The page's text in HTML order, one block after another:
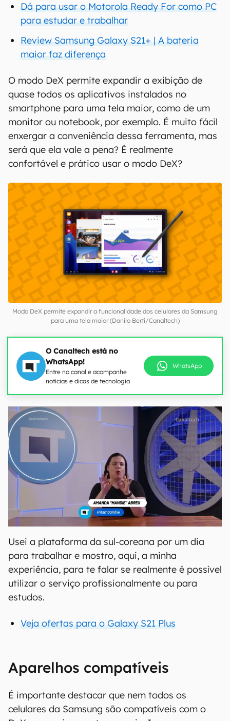
Dá para usar o Motorola Ready For como PC
para estudar e trabalhar
Review Samsung Galaxy S21+ | A bateria
maior faz diferença
O modo DeX permite expandir a exibição de
quase todos os aplicativos instalados no
smartphone para uma tela maior, como de um
monitor ou notebook, por exemplo. É muito fácil
enxergar a conveniência dessa ferramenta, mas
será que ela vale a pena? É realmente
confortável e prático usar o modo DeX?
Modo DeX permite expandir a funcionalidade dos celulares da Samsung
para uma tela maior (Danilo Berti/Canaltech)
O Canaltech está no
WhatsApp!
Entre no canal e acompanhe
notícias e dicas de tecnologia
WhatsApp
Usei a plataforma da sul-coreana por um dia
para trabalhar e mostro, aqui, a minha
experiência, para te falar se realmente é possível
utilizar o serviço profissionalmente ou para
estudos.
Veja ofertas para o Galaxy S21 Plus
Aparelhos compatíveis
É importante destacar que nem todos os
celulares da Samsung são compatíveis com o